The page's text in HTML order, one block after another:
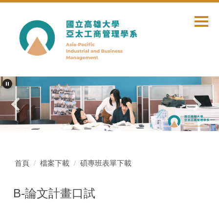
首頁 檔案下載 碩專班表單下載
B-論文計畫口試